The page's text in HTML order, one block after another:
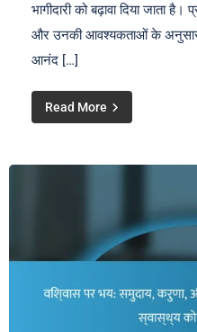
भागीदारी को बढ़ावा दिया जाता है।
और उनकी आवश्यकताओं के अनुसार
आनंद […]
Read More